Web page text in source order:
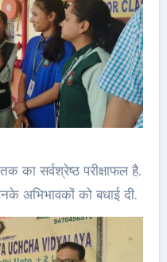
का सर्वश्रेष्ठ परीक्षाफल है.
अभिभावकों को बधाई दी.